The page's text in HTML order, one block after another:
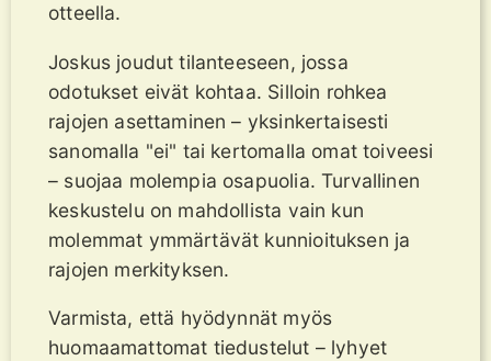
otteella.
Joskus joudut tilanteeseen, jossa
odotukset eivät kohtaa. Silloin rohkea
rajojen asettaminen – yksinkertaisesti
sanomalla "ei" tai kertomalla omat toiveesi
– suojaa molempia osapuolia. Turvallinen
keskustelu on mahdollista vain kun
molemmat ymmärtävät kunnioituksen ja
rajojen merkityksen.
Varmista, että hyödynnät myös
huomaamattomat tiedustelut – lyhyet